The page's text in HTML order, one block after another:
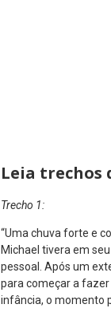
Leia trechos
Trecho 1:
“Uma chuva forte e
Michael tivera em
pessoal. Após um
para começar a fazer
infância, o momento